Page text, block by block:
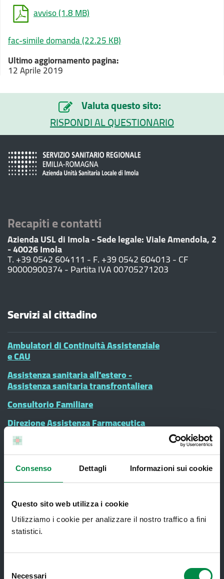
Consenso Dettagli Informazioni sui cookie
Questo sito web utilizza i cookie
Utilizziamo i cookie per analizzare il nostro traffico a fini
statistici.
Necessari
avviso(1.8 MB)
fac-simile domanda(22.25 KB)
Ultimo aggiornamento pagina:
12 Aprile 2019
Valuta questo sito:
RISPONDI AL QUESTIONARIO
Recapiti e contatti
Azienda USL di Imola - Sede legale: Viale Amendola, 2
- 40026 Imola
T. +39 0542 604111 - F. +39 0542 604013 - CF
90000900374 - Partita IVA 00705271203
Servizi al cittadino
Ambulatori di Continuità Assistenziale
e CAU
Assistenza sanitaria all'estero -
Assistenza sanitaria transfrontaliera
Consultorio Familiare
Direzione Assistenza Farmaceutica
Finanziamenti
Lauree Professioni Sanitarie
Medici e Pediatri di Famiglia
Nucleo di Cure Primarie (NCP)
Punto Unico di Accesso integrato
sanitario e sociale (PUA)